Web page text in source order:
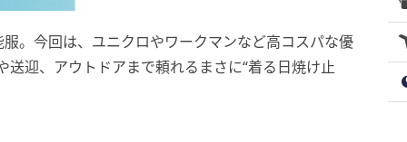
。今回は、ユニクロやワークマンなど高コスパな優
迎、アウトドアまで頼れるまさに“着る日焼け止